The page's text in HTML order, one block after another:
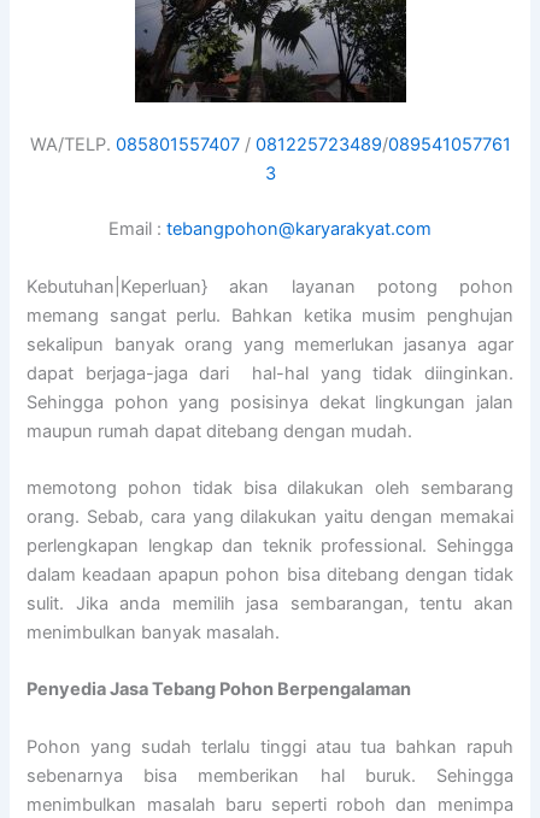
WA/TELP. 085801557407/ 081225723489/089541057761
3
Email : tebangpohon@karyarakyat.com
Kebutuhan|Keperluan} akan layanan potong pohon
memang sangat perlu. Bahkan ketika musim penghujan
sekalipun banyak orang yang memerlukan jasanya agar
dapat berjaga-jaga dari hal-hal yang tidak diinginkan.
Sehingga pohon yang posisinya dekat lingkungan jalan
maupun rumah dapat ditebang dengan mudah.
memotong pohon tidak bisa dilakukan oleh sembarang
orang. Sebab, cara yang dilakukan yaitu dengan memakai
perlengkapan lengkap dan teknik professional. Sehingga
dalam keadaan apapun pohon bisa ditebang dengan tidak
sulit. Jika anda memilih jasa sembarangan, tentu akan
menimbulkan banyak masalah.
PenyediaJasa Tebang Pohon Berpengalaman
Pohon yang sudah terlalu tinggi atau tua bahkan rapuh
sebenarnya bisa memberikan hal buruk. Sehingga
menimbulkan masalah baru seperti roboh dan menimpa